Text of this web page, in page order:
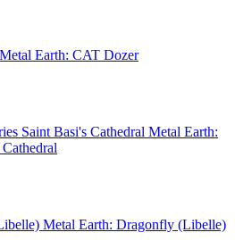
Metal Earth: CAT Dozer
Metal Earth:
Metal Earth: Dragonfly (Libelle)